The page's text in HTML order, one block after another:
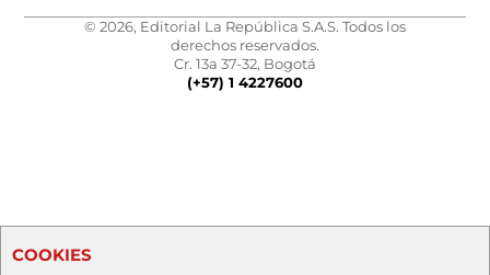
© 2026, Editorial La República S.A.S. Todos los
derechos reservados.
Cr. 13a 37-32, Bogotá
(+57) 1 4227600
COOKIES